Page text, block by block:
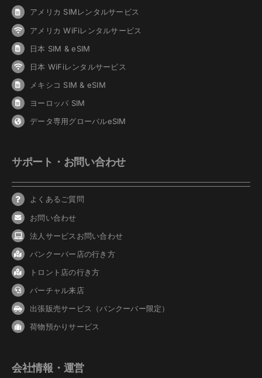
アメリカ SIMレンタルサービス
アメリカ WiFiレンタルサービス
日本 SIM & eSIM
日本 WiFiレンタルサービス
メキシコ SIM & eSIM
ヨーロッパ SIM
データ専用グローバルeSIM
サポート・お問い合わせ
よくあるご質問
お問い合わせ
法人サービスお問い合わせ
バンクーバー 店の行き方
トロント店の行き方
バーチャル来店
出張販売サービス（バンクーバー限定）
荷物預かりサービス
会社情報・運営